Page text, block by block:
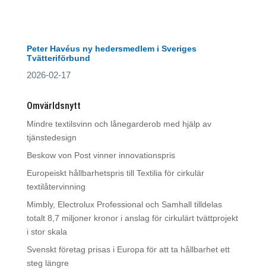
Peter Havéus ny hedersmedlem i Sveriges
Tvätteriförbund
2026-02-17
Omvärldsnytt
Mindre textilsvinn och lånegarderob med hjälp av
tjänstedesign
Beskow von Post vinner innovationspris
Europeiskt hållbarhetspris till Textilia för cirkulär
textilåtervinning
Mimbly, Electrolux Professional och Samhall tilldelas
totalt 8,7 miljoner kronor i anslag för cirkulärt tvättprojekt
i stor skala
Svenskt företag prisas i Europa för att ta hållbarhet ett
steg längre